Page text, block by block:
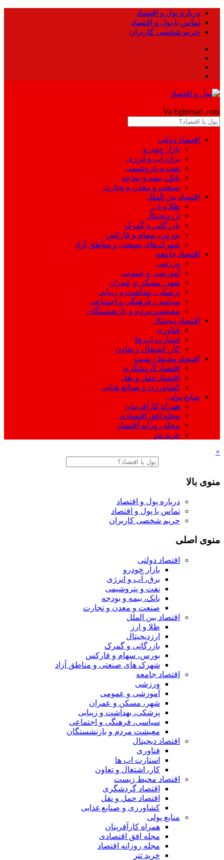
درباره پول و اقتصاد
تماس با پول و اقتصاد
حریم شخصی کاربران
Va Eghtesad .com
اقتصاد دولتی
بازار خودرو
برق، آب و انرژی
نفت و پتروشیمی
بانک، بیمه و بودجه
صنعت و معدن و تجارت
اقتصاد بین الملل
طلا و ارز
ارزدیجیتال
بازرگانی و گمرک
بورس، سهام و فارکس
شهرک های صنعتی و مناطق آزاد
اقتصاد جامعه
ورزشی
آموزشی و عمومی
شهر، مسکن و عمران
پزشکی، بهداشت و زیبایی
سیاسی، فرهنگی و اجتماعی
معیشت مردم و بازنشستگان
اقتصاد دیجیتال
فناوری
استارت اپ ها
کار، اشتغال و تعاون
اقتصاد محیط زیست
اقتصاد گردشگری
اقتصاد حمل و نقل
کشاورزی و صنایع غذایی
منابع پولی
همراه کارآفرینان
مجله افق اقتصادی
مجله روزانه اقتصاد
خرید تتر
×
منوی بالا
درباره پول و اقتصاد
تماس با پول و اقتصاد
حریم شخصی کاربران
منوی اصلی
اقتصاد دولتی
بازار خودرو
برق، آب و انرژی
نفت و پتروشیمی
بانک، بیمه و بودجه
صنعت و معدن و تجارت
اقتصاد بین الملل
طلا و ارز
ارزدیجیتال
بازرگانی و گمرک
بورس، سهام و فارکس
شهرک های صنعتی و مناطق آزاد
اقتصاد جامعه
ورزشی
آموزشی و عمومی
شهر، مسکن و عمران
پزشکی، بهداشت و زیبایی
سیاسی، فرهنگی و اجتماعی
معیشت مردم و بازنشستگان
اقتصاد دیجیتال
فناوری
استارت اپ ها
کار، اشتغال و تعاون
اقتصاد محیط زیست
اقتصاد گردشگری
اقتصاد حمل و نقل
کشاورزی و صنایع غذایی
منابع پولی
همراه کارآفرینان
مجله افق اقتصادی
مجله روزانه اقتصاد
خرید تتر